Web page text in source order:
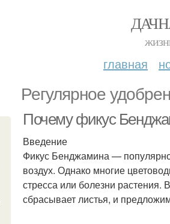
главная
Регулярное
Почему фикус
Введение
Фикус Бенджамина —
воздух. Однако многие
стресса или болезни
сбрасывает листья, и